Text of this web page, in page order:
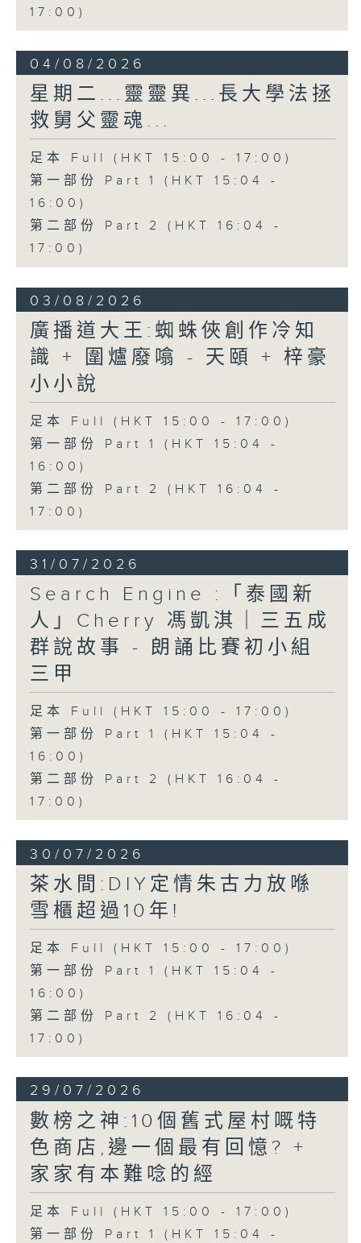
17:00)
04/08/2026
星期二...靈靈異...長大學法拯
救舅父靈魂...
足本 Full (HKT 15:00 - 17:00)
第一部份 Part 1 (HKT 15:04 -
16:00)
第二部份 Part 2 (HKT 16:04 -
17:00)
03/08/2026
廣播道大王:蜘蛛俠創作冷知
識 + 圍爐廢噏 - 天頤 + 梓豪
小小說
足本 Full (HKT 15:00 - 17:00)
第一部份 Part 1 (HKT 15:04 -
16:00)
第二部份 Part 2 (HKT 16:04 -
17:00)
31/07/2026
Search Engine :「泰國新
人」Cherry 馮凱淇｜三五成
群說故事 - 朗誦比賽初小組
三甲
足本 Full (HKT 15:00 - 17:00)
第一部份 Part 1 (HKT 15:04 -
16:00)
第二部份 Part 2 (HKT 16:04 -
17:00)
30/07/2026
茶水間:DIY定情朱古力放喺
雪櫃超過10年!
足本 Full (HKT 15:00 - 17:00)
第一部份 Part 1 (HKT 15:04 -
16:00)
第二部份 Part 2 (HKT 16:04 -
17:00)
29/07/2026
數榜之神:10個舊式屋村嘅特
色商店,邊一個最有回憶? +
家家有本難唸的經
足本 Full (HKT 15:00 - 17:00)
第一部份 Part 1 (HKT 15:04 -